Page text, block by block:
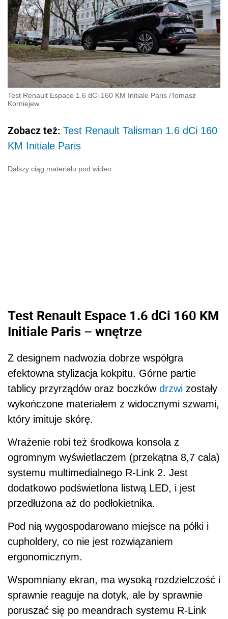
Test Renault Espace 1.6 dCi 160 KM Initiale Paris /Tomasz
Korniejew
Zobacz też: Test Renault Talisman 1.6 dCi 160
KM Initiale Paris
Dalszy ciąg materiału pod wideo
Test Renault Espace 1.6 dCi 160 KM
Initiale Paris – wnętrze
Z designem nadwozia dobrze współgra
efektowna stylizacja kokpitu. Górne partie
tablicy przyrządów oraz boczków drzwi zostały
wykończone materiałem z widocznymi szwami,
który imituje skórę.
Wrażenie robi też środkowa konsola z
ogromnym wyświetlaczem (przekątna 8,7 cala)
systemu multimedialnego R-Link 2. Jest
dodatkowo podświetlona listwą LED, i jest
przedłużona aż do podłokietnika.
Pod nią wygospodarowano miejsce na półki i
cupholdery, co nie jest rozwiązaniem
ergonomicznym.
Wspomniany ekran, ma wysoką rozdzielczość i
sprawnie reaguje na dotyk, ale by sprawnie
poruszać się po meandrach systemu R-Link